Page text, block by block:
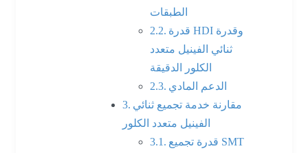
الطبقات
قدرة HDI وقدرة
ثنائي الفينيل متعدد
الكلور الدقيقة
الدعم المادي
مقارنة خدمة تجميع ثنائي
الفينيل متعدد الكلور
قدرة تجميع SMT